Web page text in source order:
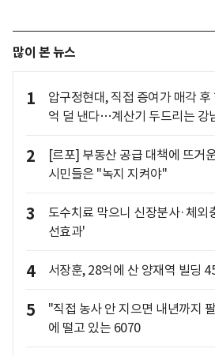
많이 본 뉴스
1
압구정현대, 직접 증여가 매각
억 덜 낸다…계산기 두드리는 강
2
[르포] 부동산 공급 대책에 뜨거
시민들은 "녹지 지켜야"
3
도수치료 막으니 신장분사·체
선효과'
4 서장훈, 28억에 산 양재역 빌딩
5
"직접 농사 안 지으면 내년까지
에 떨고 있는 6070